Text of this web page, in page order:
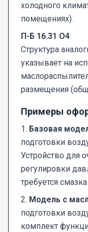
холодного
помещениях).
П-Б 16.31 О4
Структура
указывает на
размещения
Примеры
1. Базовая
подготовки
Устройство для
регулировки
требуется
2. Модель с
подготовки
комплект